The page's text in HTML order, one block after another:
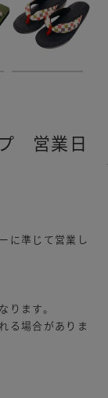
営業日
に準じて営業し
ります。
る場合がありま